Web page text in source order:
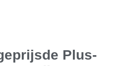
Plus-